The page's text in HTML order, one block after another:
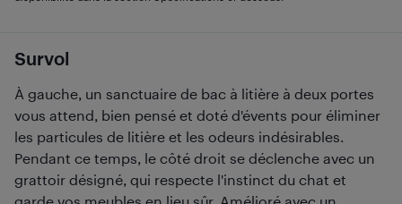
Survol
À gauche, un sanctuaire de bac à litière à deux portes
vous attend, bien pensé et doté d'évents pour éliminer
les particules de litière et les odeurs indésirables.
Pendant ce temps, le côté droit se déclenche avec un
grattoir désigné, qui respecte l'instinct du chat et